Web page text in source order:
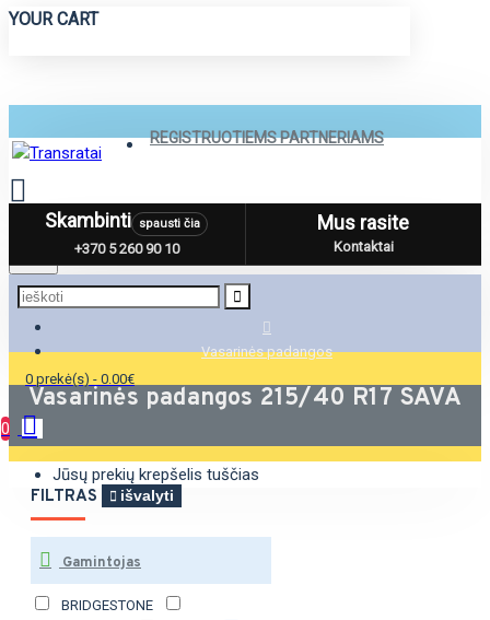
YOUR CART
REGISTRUOTIEMS PARTNERIAMS
Menu
0 prekė(s) - 0.00€
0
Jūsų prekių krepšelis tuščias
Skambinti spausti čia
+370 5 260 90 10
Mus rasite
Kontaktai
Vasarinės padangos
Vasarinės padangos 215/40 R17 SAVA
FILTRAS išvalyti
Gamintojas
BRIDGESTONE